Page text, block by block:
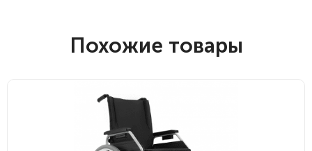
Похожие товары